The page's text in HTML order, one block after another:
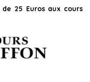
25 Euros aux cours